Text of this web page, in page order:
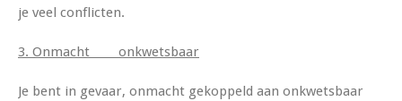
je veel conflicten.
3. Onmacht onkwetsbaar
Je bent in gevaar, onmacht gekoppeld aan onkwetsbaar